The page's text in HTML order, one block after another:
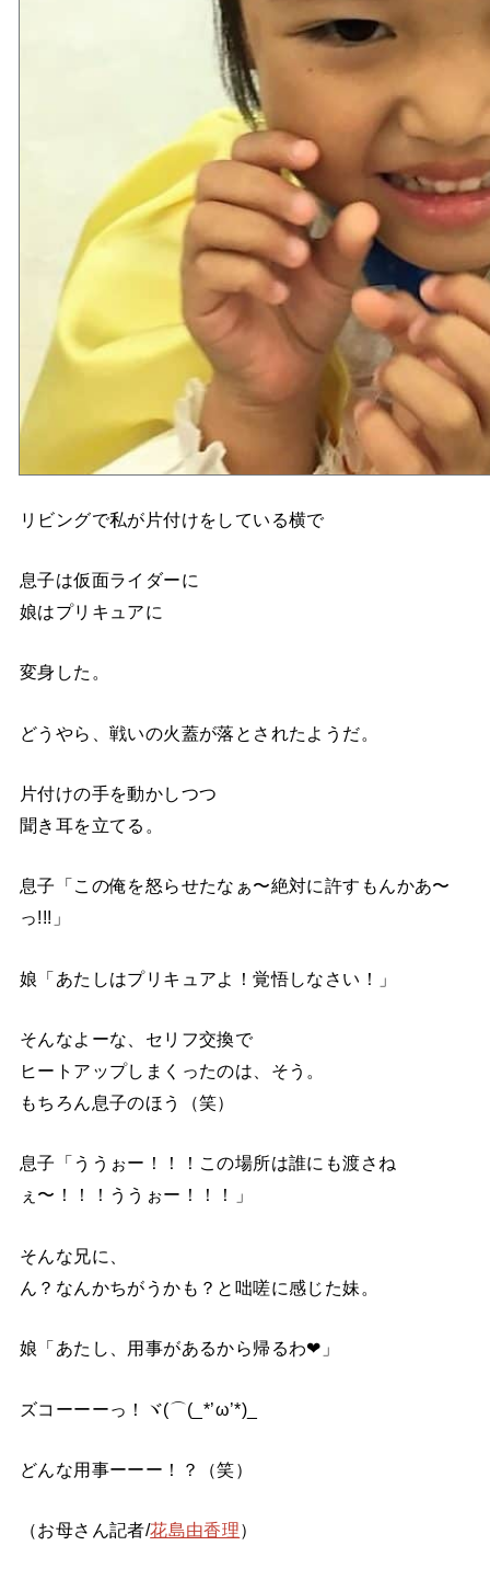
リビングで私が片付けをしている横で
息子は仮面ライダーに
娘はプリキュアに
変身した。
どうやら、戦いの火蓋が落とされたようだ。
片付けの手を動かしつつ
聞き耳を立てる。
息子「この俺を怒らせたなぁ〜絶対に許すもんかあ〜
っ!!!」
娘「あたしはプリキュアよ！覚悟しなさい！」
そんなよーな、セリフ交換で
ヒートアップしまくったのは、そう。
もちろん息子のほう（笑）
息子「ううぉー！！！この場所は誰にも渡さね
ぇ〜！！！ううぉー！！！」
そんな兄に、
ん？なんかちがうかも？と咄嗟に感じた妹。
娘「あたし、用事があるから帰るわ❤」
ズコーーーっ！ヾ(⌒(_*’ω’*)_
どんな用事ーーー！？（笑）
（お母さん記者/花島由香理）